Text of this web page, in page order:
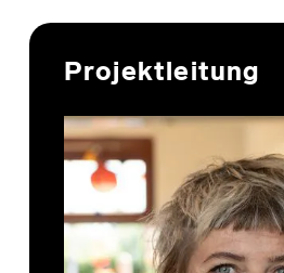
Projektleitung